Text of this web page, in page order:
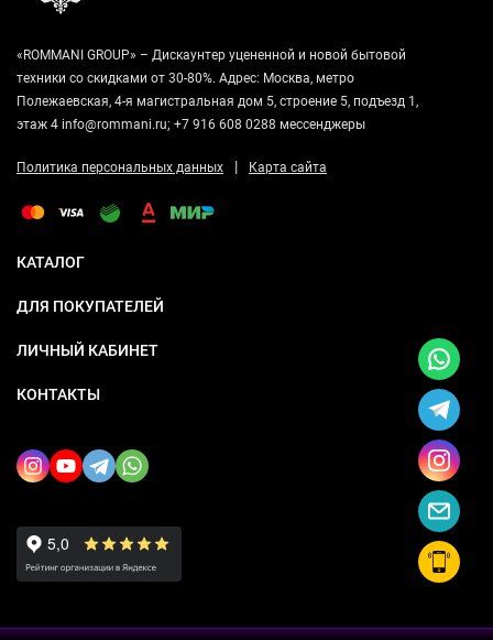
«ROMMANI GROUP» – Дискаунтер уцененной и новой бытовой
техники со скидками от 30-80%. Адрес: Москва, метро
Полежаевская, 4-я магистральная дом 5, строение 5, подъезд 1,
этаж 4 info@rommani.ru; +7 916 608 0288 мессенджеры
Политика персональных данных | Карта сайта
КАТАЛОГ
ДЛЯ ПОКУПАТЕЛЕЙ
ЛИЧНЫЙ КАБИНЕТ
КОНТАКТЫ